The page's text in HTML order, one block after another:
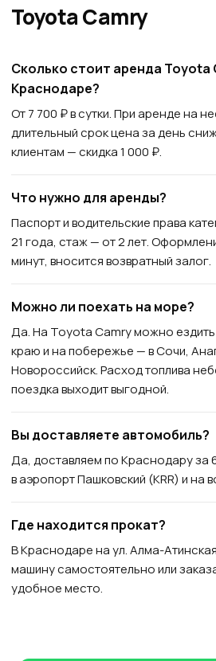
Toyota Camry
Сколько стоит аренда Toyota
Краснодаре?
От 7 700 ₽ в сутки. При аренде на
длительный срок цена за день
клиентам — скидка 1 000 ₽.
Что нужно для аренды?
Паспорт и водительские права
21 года, стаж — от 2 лет.
минут, вносится возвратный залог.
Можно ли поехать на море?
Да. На Toyota Camry можно
краю и на побережье — в Сочи,
Новороссийск. Расход топлива
поездка выходит выгодной.
Вы доставляете автомобиль?
Да, доставляем по Краснодару за
в аэропорт Пашковский (KRR) и на
Где находится прокат?
В Краснодаре на ул. Алма-
машину самостоятельно или
удобное место.